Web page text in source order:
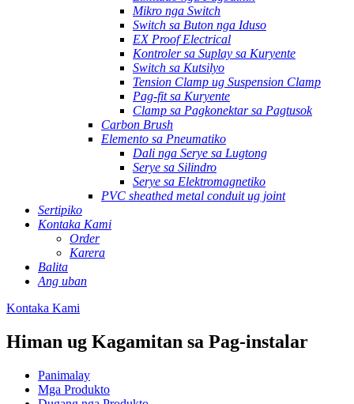
Mikro nga Switch
Switch sa Buton nga Iduso
EX Proof Electrical
Kontroler sa Suplay sa Kuryente
Switch sa Kutsilyo
Tension Clamp ug Suspension Clamp
Pag-fit sa Kuryente
Clamp sa Pagkonektar sa Pagtusok
Carbon Brush
Elemento sa Pneumatiko
Dali nga Serye sa Lugtong
Serye sa Silindro
Serye sa Elektromagnetiko
PVC sheathed metal conduit ug joint
Sertipiko
Kontaka Kami
Order
Karera
Balita
Ang uban
Kontaka Kami
Himan ug Kagamitan sa Pag-instalar
Panimalay
Mga Produkto